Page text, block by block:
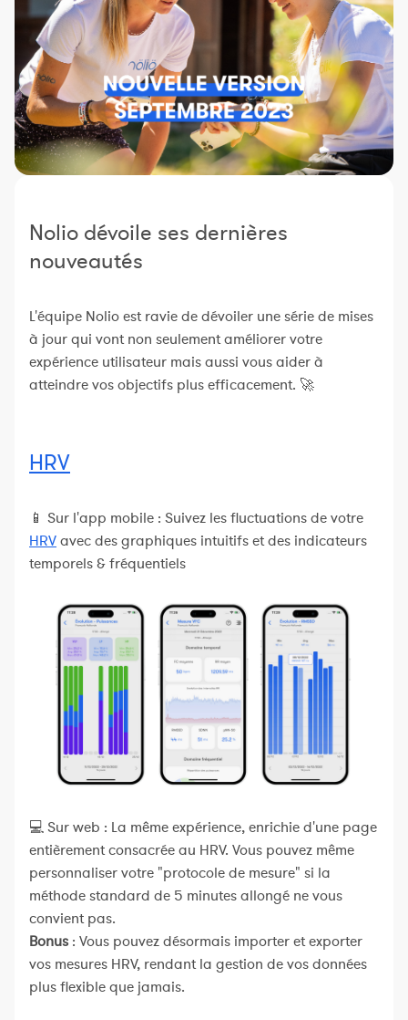
Constructeur de séances
Sportif Premium
L'équipe Nolio
FAQ
Nolio dévoile ses dernières
nouveautés
L'équipe Nolio est ravie de dévoiler une série de mises
à jour qui vont non seulement améliorer votre
expérience utilisateur mais aussi vous aider à
atteindre vos objectifs plus efficacement. 🚀
HRV
📱 Sur l'app mobile : Suivez les fluctuations de votre
HRVavec des graphiques intuitifs et des indicateurs
temporels & fréquentiels
💻 Sur web : La même expérience, enrichie d'une page
entièrement consacrée au HRV. Vous pouvez même
personnaliser votre "protocole de mesure" si la
méthode standard de 5 minutes allongé ne vous
convient pas.
Bonus : Vous pouvez désormais importer et exporter
vos mesures HRV, rendant la gestion de vos données
plus flexible que jamais.